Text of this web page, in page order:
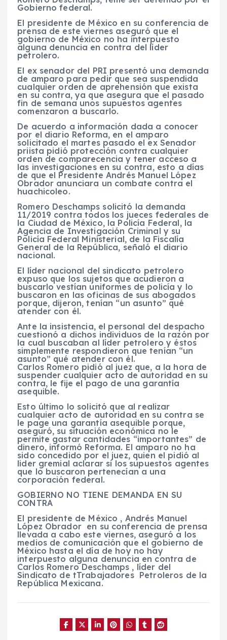
Gobierno federal.
El presidente de México en su conferencia de
prensa de este viernes aseguró que el
gobierno de México no ha interpuesto
alguna denuncia en contra del líder
petrolero.
El ex senador del PRI presentó una demanda
de amparo para pedir que sea suspendida
cualquier orden de aprehensión que exista
en su contra, ya que asegura que el pasado
fin de semana unos supuestos agentes
comenzaron a buscarlo.
De acuerdo a información dada a conocer
por el diario Reforma, en el amparo
solicitado el martes pasado el ex Senador
priista pidió protección contra cualquier
orden de comparecencia y tener acceso a
las investigaciones en su contra, esto a días
de que el Presidente Andrés Manuel López
Obrador anunciara un combate contra el
huachicoleo.
Romero Deschamps solicitó la demanda
11/2019 contra todos los jueces federales de
la Ciudad de México, la Policía Federal, la
Agencia de Investigación Criminal y su
Policía Federal Ministerial, de la Fiscalía
General de la República, señaló el diario
nacional.
El líder nacional del sindicato petrolero
expuso que los sujetos que acudieron a
buscarlo vestían uniformes de policía y lo
buscaron en las oficinas de sus abogados
porque, dijeron, tenían “un asunto” qué
atender con él.
Ante la insistencia, el personal del despacho
cuestionó a dichos individuos de la razón por
la cual buscaban al líder petrolero y éstos
simplemente respondieron que tenían “un
asunto” qué atender con él.
Carlos Romero pidió al juez que, a la hora de
suspender cualquier acto de autoridad en su
contra, le fije el pago de una garantía
asequible.
Esto último lo solicitó que al realizar
cualquier acto de autoridad en su contra se
le page una garantía asequible porque,
aseguró, su situación económica no le
permite gastar cantidades “importantes” de
dinero, informó Reforma. El amparo no ha
sido concedido por el juez, quien el pidió al
lider gremial aclarar si los supuestos agentes
que lo buscaron pertenecían a una
corporación federal.
GOBIERNO NO TIENE DEMANDA EN SU
CONTRA
El presidente de México , Andrés Manuel
López Obrador en su conferencia de prensa
llevada a cabo este viernes, aseguró a los
medios de comunicación que el gobierno de
México hasta el día de hoy no hay
interpuesto alguna denuncia en contra de
Carlos Romero Deschamps , líder del
Sindicato de tTrabajadores Petroleros de la
República Mexicana.